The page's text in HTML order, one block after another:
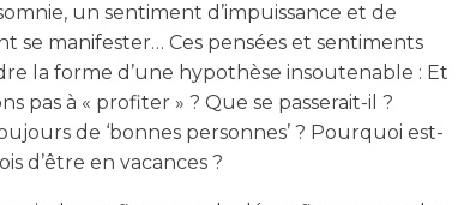
un sentiment d’impuissance et de
se manifester… Ces pensées et sentiments
la forme d’une hypothèse insoutenable : Et
pas à « profiter » ? Que se passerait-il ?
de ‘bonnes personnes’ ? Pourquoi est-
d’être en vacances ?